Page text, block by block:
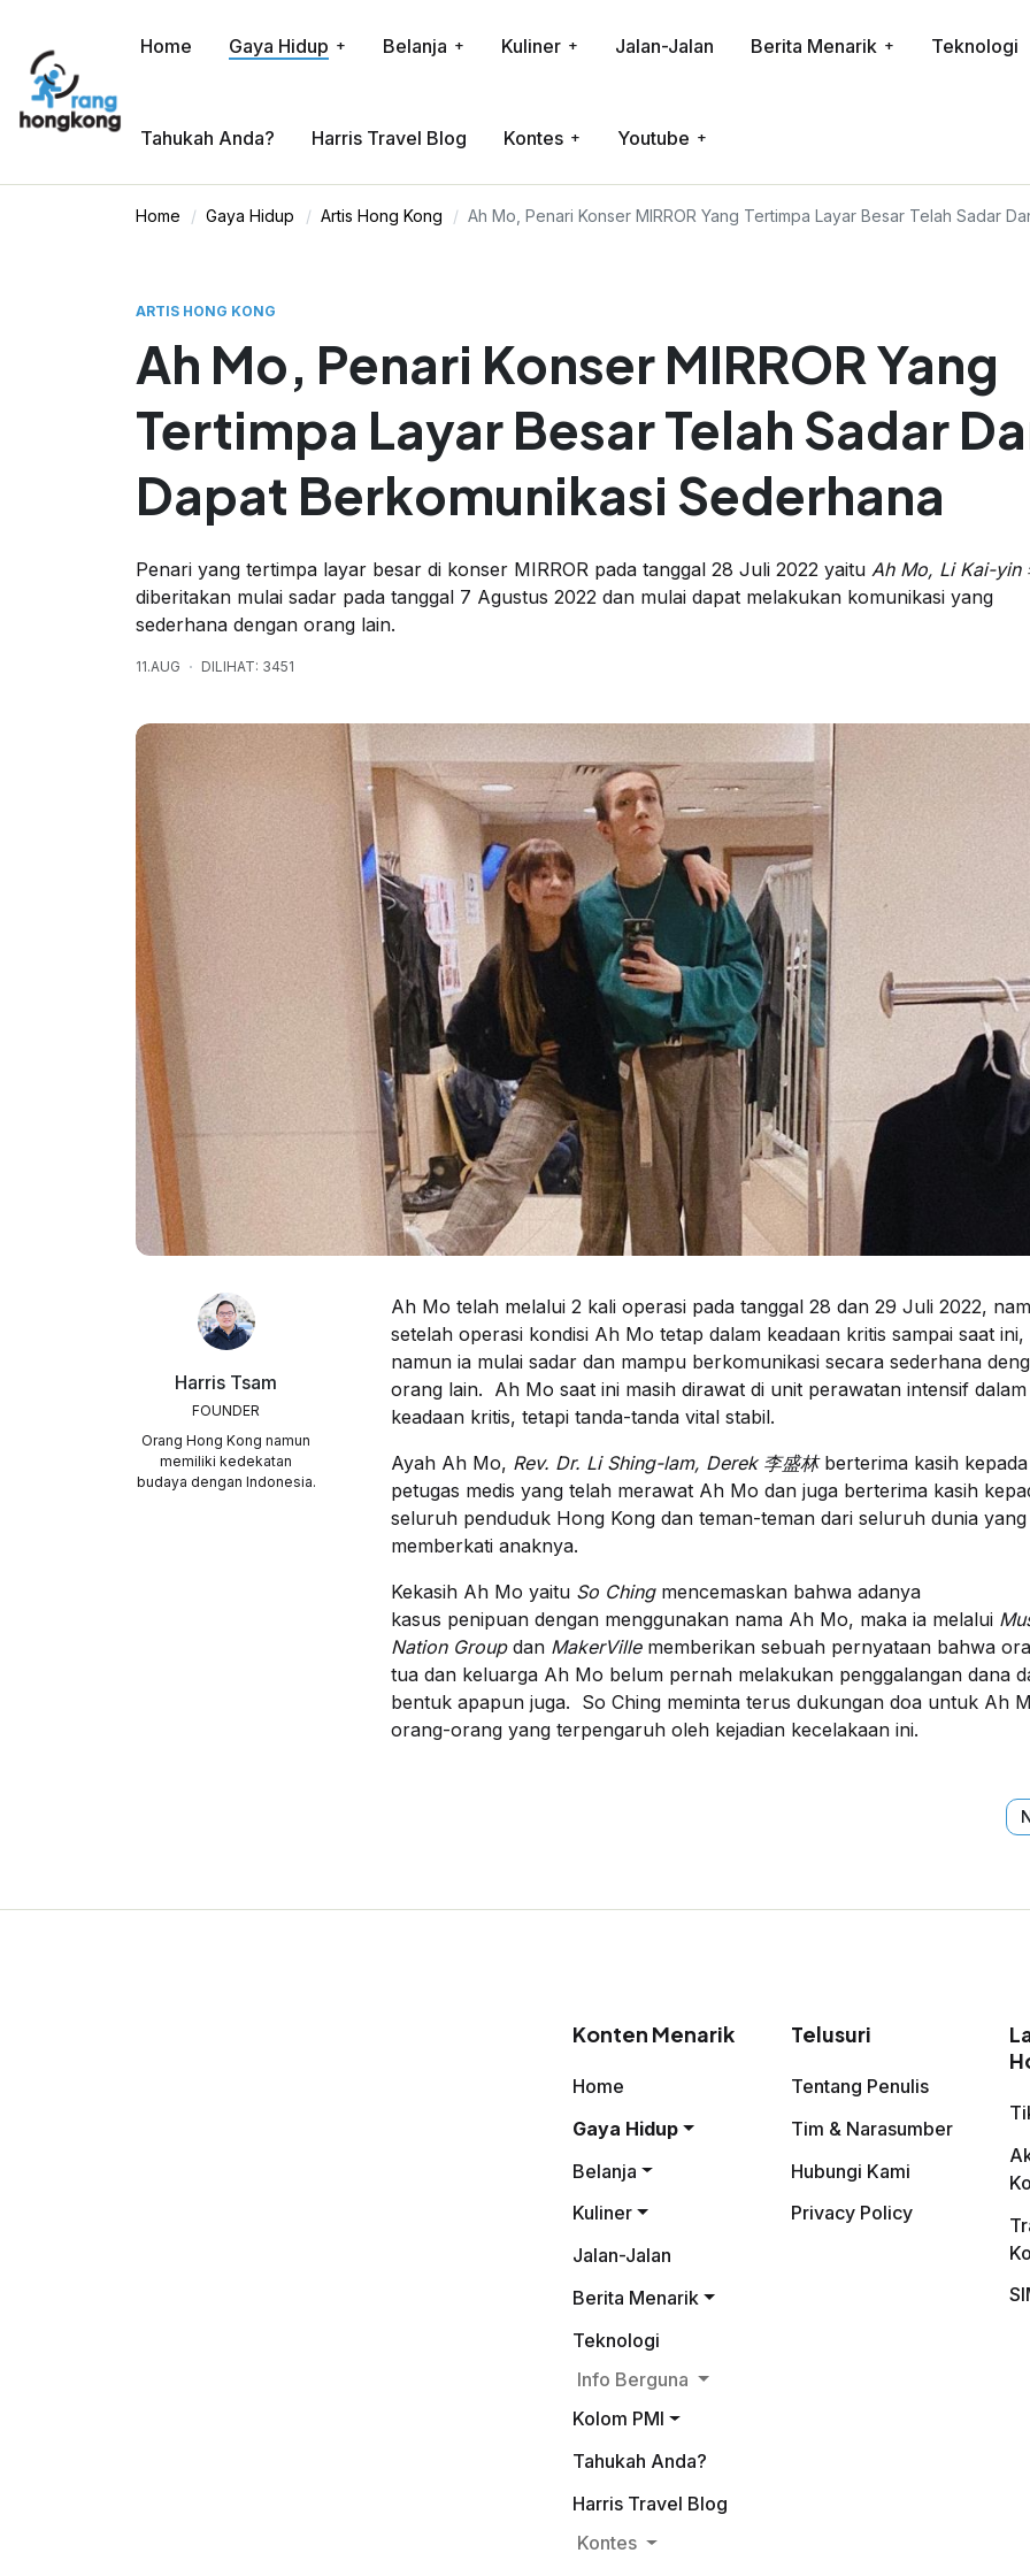
Home Gaya Hidup Belanja Kuliner Jalan-Jalan Berita Menarik Teknologi
Tahukah Anda? Harris Travel Blog Kontes Youtube
Home Gaya Hidup Artis Hong Kong Ah Mo, Penari Konser MIRROR Yang Tertimpa Layar Besar Telah Sadar
ARTIS HONG KONG
Ah Mo, Penari Konser MIRROR Yang
Tertimpa Layar Besar Telah Sadar
Dapat Berkomunikasi Sederhana
Penari yang tertimpa layar besar di konser MIRROR pada tanggal 28 Juli 2022 yaitu Ah Mo, Li Kai-yin
diberitakan mulai sadar pada tanggal 7 Agustus 2022 dan mulai dapat melakukan komunikasi yang
sederhana dengan orang lain.
11.AUG DILIHAT: 3451
Harris Tsam
FOUNDER
Orang Hong Kong namun
memiliki kedekatan
budaya dengan Indonesia.
Ah Mo telah melalui 2 kali operasi pada tanggal 28 dan 29 Juli 2022,
setelah operasi kondisi Ah Mo tetap dalam keadaan kritis sampai saat ini,
namun ia mulai sadar dan mampu berkomunikasi secara sederhana
orang lain. Ah Mo saat ini masih dirawat di unit perawatan intensif dalam
keadaan kritis, tetapi tanda-tanda vital stabil.
Ayah Ah Mo, Rev. Dr. Li Shing-lam, Derek 李盛林berterima kasih
petugas medis yang telah merawat Ah Mo dan juga berterima kasih
seluruh penduduk Hong Kong dan teman-teman dari seluruh dunia yang
memberkati anaknya.
Kekasih Ah Mo yaitu So Chingmencemaskan bahwa adanya
kasus penipuan dengan menggunakan nama Ah Mo, maka ia melalui
Nation Groupdan MakerVille memberikan sebuah pernyataan bahwa
tua dan keluarga Ah Mo belum pernah melakukan penggalangan dana
bentuk apapun juga. So Ching meminta terus dukungan doa untuk Ah
orang-orang yang terpengaruh oleh kejadian kecelakaan ini.
Konten Menarik
Home
Gaya Hidup
Belanja
Kuliner
Jalan-Jalan
Berita Menarik
Teknologi
Info Berguna
Kolom PMI
Tahukah Anda?
Harris Travel Blog
Kontes
Telusuri
Tentang Penulis
Tim & Narasumber
Hubungi Kami
Privacy Policy